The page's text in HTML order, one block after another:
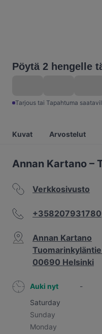
Pöytä 2 hengelle
Tarjous tai Tapahtuma
Kuvat Arvostelut
Annan Kartano –
Verkkosivusto
+358207931780
Annan Kartano
00690 Helsinki
Auki nyt -
Saturday
Sunday
Monday